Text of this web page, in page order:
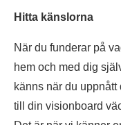
Hitta känslorna
När du funderar på
hem och med dig
känns när du
till din visionboard